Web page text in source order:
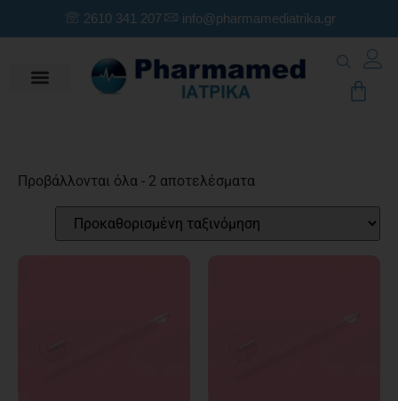
2610 341 207 info@pharmamediatrika.gr
Προβάλλονται όλα - 2 αποτελέσματα